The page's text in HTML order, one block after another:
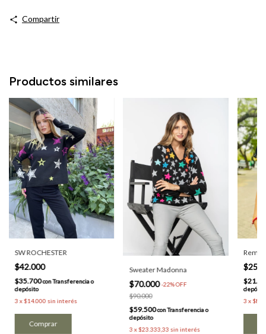
Compartir
Productos similares
SW ROCHESTER
$42.000
$35.700conTransferencia o
depósito
3 x$14.000 sin interés
Comprar
Sweater Madonna
$70.000-22%OFF
$90.000
$59.500conTransferencia o
depósito
3 x$23.333,33 sin interés
3 x